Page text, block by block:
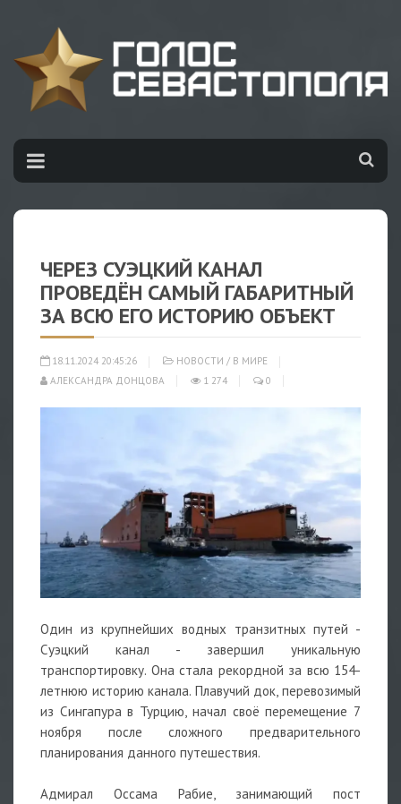
ЧЕРЕЗ СУЭЦКИЙ КАНАЛ
ПРОВЕДЁН САМЫЙ ГАБАРИТНЫЙ
ЗА ВСЮ ЕГО ИСТОРИЮ ОБЪЕКТ
18.11.2024 20:45:26 НОВОСТИ / В МИРЕ
АЛЕКСАНДРА ДОНЦОВА
1 274 0
Один из крупнейших водных транзитных путей -
Суэцкий канал - завершил уникальную
транспортировку. Она стала рекордной за всю 154-
летнюю историю канала. Плавучий док, перевозимый
из Сингапура в Турцию, начал своё перемещение 7
ноября после сложного предварительного
планирования данного путешествия.
Адмирал Оссама Рабие, занимающий пост